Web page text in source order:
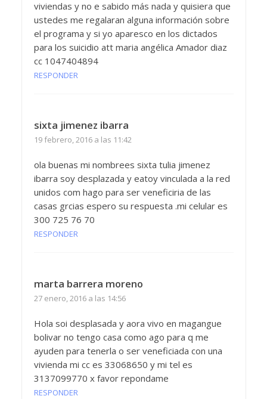
viviendas y no e sabido más nada y quisiera que
ustedes me regalaran alguna información sobre
el programa y si yo aparesco en los dictados
para los suicidio att maria angélica Amador diaz
cc 1047404894
RESPONDER
sixta jimenez ibarra
19 febrero, 2016 a las 11:42
ola buenas mi nombrees sixta tulia jimenez
ibarra soy desplazada y eatoy vinculada a la red
unidos com hago para ser veneficiria de las
casas grcias espero su respuesta .mi celular es
300 725 76 70
RESPONDER
marta barrera moreno
27 enero, 2016 a las 14:56
Hola soi desplasada y aora vivo en magangue
bolivar no tengo casa como ago para q me
ayuden para tenerla o ser veneficiada con una
vivienda mi cc es 33068650 y mi tel es
3137099770 x favor repondame
RESPONDER